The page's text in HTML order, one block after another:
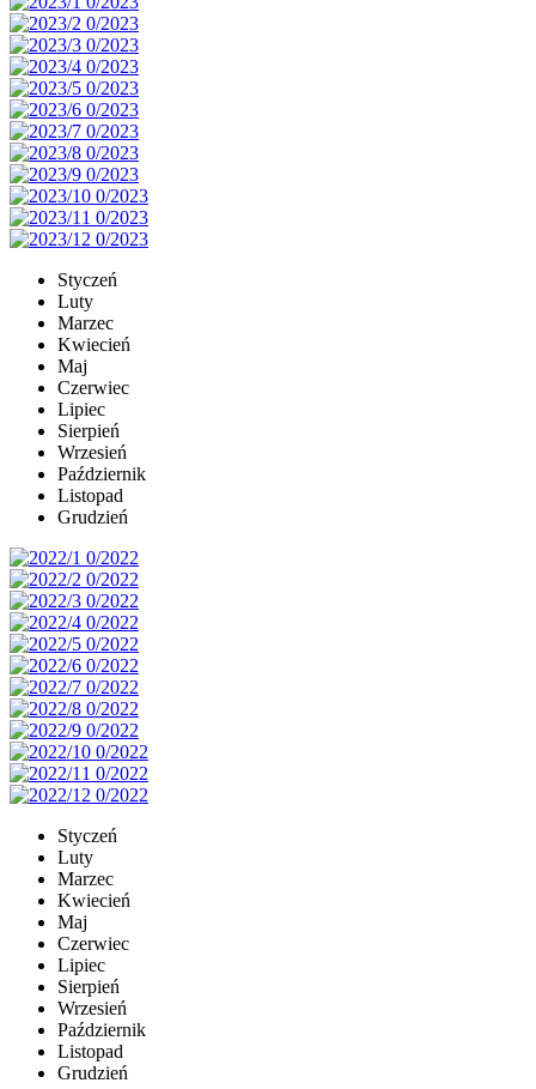
Styczeń
Luty
Marzec
Kwiecień
Maj
Czerwiec
Lipiec
Sierpień
Wrzesień
Październik
Listopad
Grudzień
Styczeń
Luty
Marzec
Kwiecień
Maj
Czerwiec
Lipiec
Sierpień
Wrzesień
Październik
Listopad
Grudzień